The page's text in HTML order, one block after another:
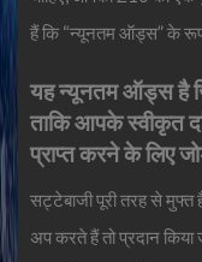
हैं कि “न्यूनतम ऑड्स” के रूप
यह न्यूनतम ऑड्स है
ताकि आपके स्वीकृत
प्राप्त करने के लिए
सट्टेबाजी पूरी तरह से
अप करते हैं तो प्रदान किया